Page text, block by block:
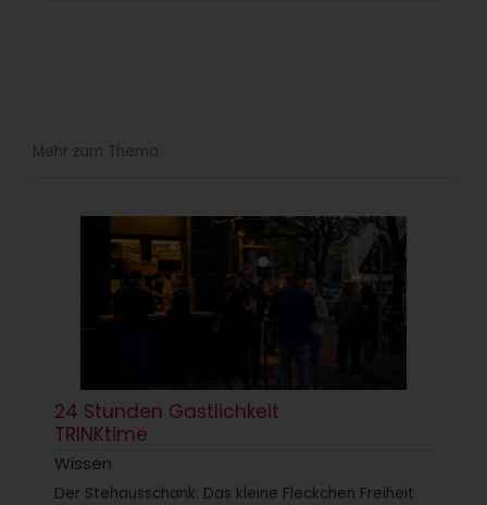
Mehr zum Thema
24 Stunden Gastlichkeit
TRINKtime
Wissen
Der Stehausschank: Das kleine Fleckchen Freiheit